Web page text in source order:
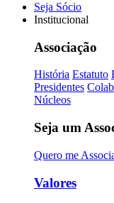
Seja Sócio
Institucional
Associação
História Estatuto
Presidentes
Núcleos
Seja um
Quero me
Valores